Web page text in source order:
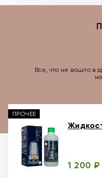
Все, что не вошло в
ПРОЧЕЕ
1 200 ₽